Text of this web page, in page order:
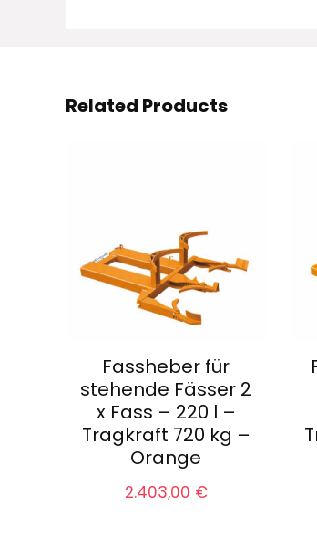
Related Products
Fassheber für
stehende Fässer 2
x Fass – 220 l –
Tragkraft 720 kg –
Orange
2.403,00 €